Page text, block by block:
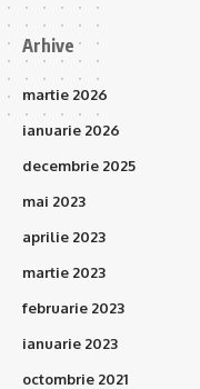
Arhive
martie 2026
ianuarie 2026
decembrie 2025
mai 2023
aprilie 2023
martie 2023
februarie 2023
ianuarie 2023
octombrie 2021